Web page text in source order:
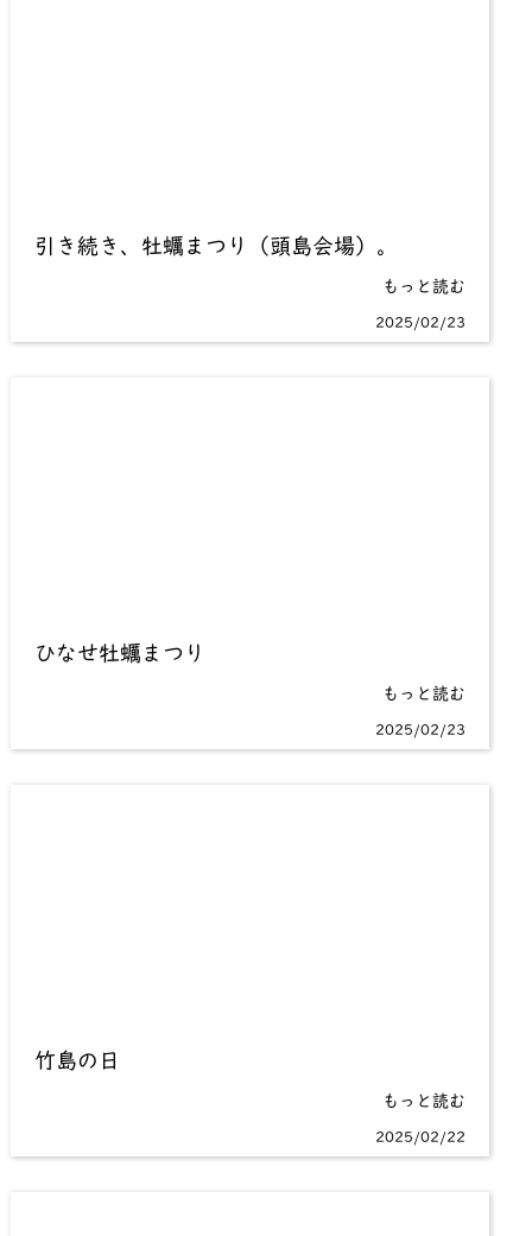
引き続き、牡蠣まつり（頭島会場）。
もっと読む
2025/02/23
ひなせ牡蠣まつり
もっと読む
2025/02/23
竹島の日
もっと読む
2025/02/22